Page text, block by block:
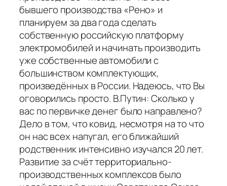
бывшего производства «Рено» и
планируем за два года сделать
собственную российскую платформу
электромобилей и начинать производить
уже собственные автомобили с
большинством комплектующих,
произведённых в России. Надеюсь, что Вы
оговорились просто. В.Путин: Сколько у
вас по первичке денег было направлено?
Дело в том, что ковид, несмотря на то что
он нас всех напугал, его ближайший
родственник интенсивно изучался 20 лет.
Развитие за счёт территориально-
производственных комплексов было